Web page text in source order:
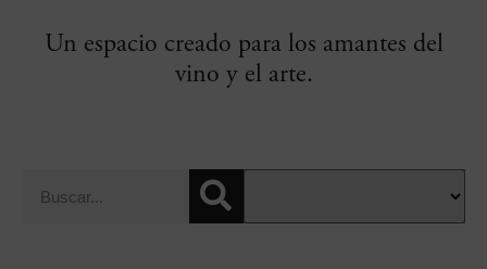
Un espacio creado para los amantes del
vino y el arte.